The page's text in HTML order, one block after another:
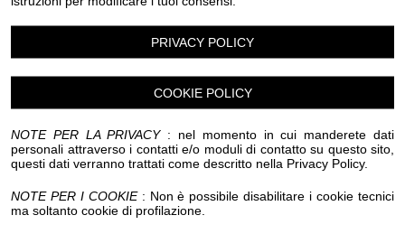
PRIVACY POLICY
COOKIE POLICY
NOTE PER LA PRIVACY: nel momento in cui manderete dati
personali attraverso i contatti e/o moduli di contatto su questo sito,
questi dati verranno trattati come descritto nella Privacy Policy.
NOTE PER I COOKIE: Non è possibile disabilitare i cookie tecnici
ma soltanto cookie di profilazione.
Liguria terra leggiadra" dal titolo di una poesia di
Vincenzo Cardarelli, poiché gli artisti, le cui opere sono
presentate in mostra, esaltano nelle loro opere la
bellezza della Liguria in tutte le sue manifestazioni: ecco
l'infinito mare cristallino con le barche a vela, i paesaggi
Riviera. La mostra è molto luminosa e originale, le
emozioni degli artisti riversate sulle tele riflettono il loro
amore per questa Terra Benedetta.
La mostra presenterà anche gioielli realizzati con perle